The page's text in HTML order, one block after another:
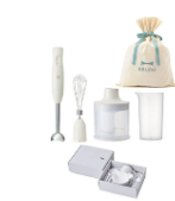
付属のチョッパー
レンダーカップは
対応。下ごしらえ
ま加熱調理も。